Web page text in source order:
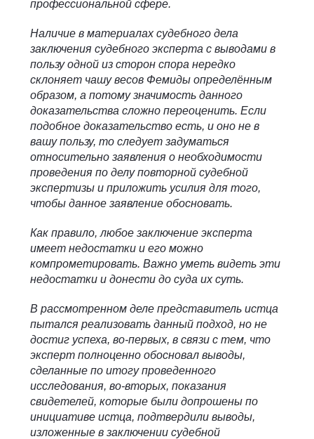
профессиональной сфере.
Наличие в материалах судебного дела
заключения судебного эксперта с выводами в
пользу одной из сторон спора нередко
склоняет чашу весов Фемиды определённым
образом, а потому значимость данного
доказательства сложно переоценить. Если
подобное доказательство есть, и оно не в
вашу пользу, то следует задуматься
относительно заявления о необходимости
проведения по делу повторной судебной
экспертизы и приложить усилия для того,
чтобы данное заявление обосновать.
Как правило, любое заключение эксперта
имеет недостатки и его можно
компрометировать. Важно уметь видеть эти
недостатки и донести до суда их суть.
В рассмотренном деле представитель истца
пытался реализовать данный подход, но не
достиг успеха, во-первых, в связи с тем, что
эксперт полноценно обосновал выводы,
сделанные по итогу проведенного
исследования, во-вторых, показания
свидетелей, которые были допрошены по
инициативе истца, подтвердили выводы,
изложенные в заключении судебной